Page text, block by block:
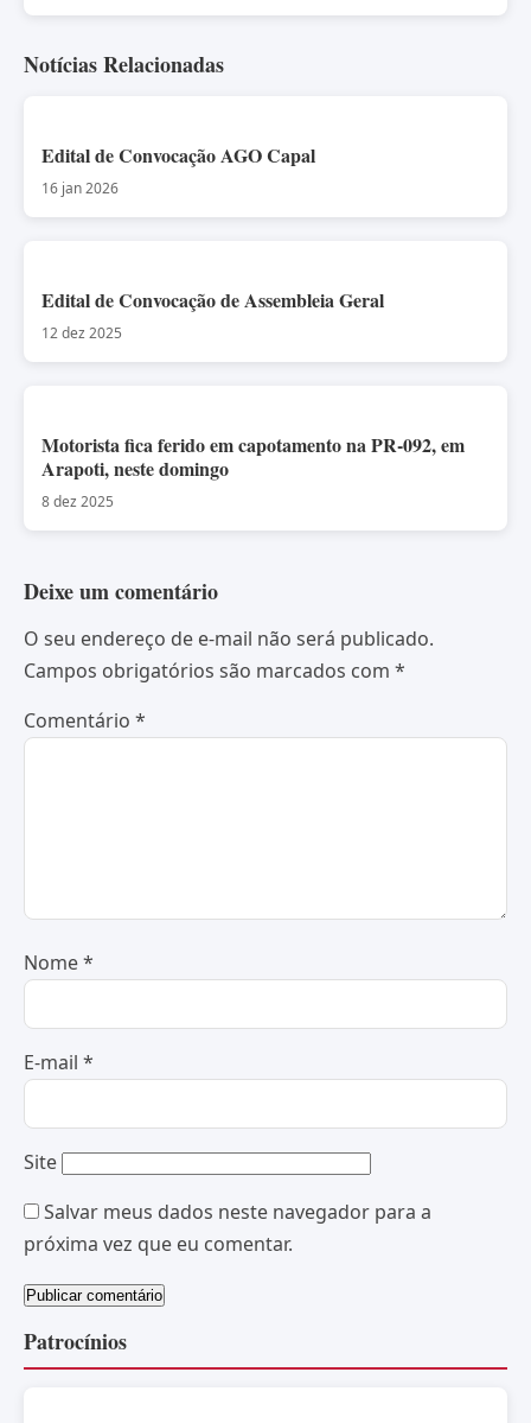
Notícias Relacionadas
Edital de Convocação AGO Capal
16 jan 2026
Edital de Convocação de Assembleia Geral
12 dez 2025
Motorista fica ferido em capotamento na PR-092, em
Arapoti, neste domingo
8 dez 2025
Deixe um comentário
O seu endereço de e-mail não será publicado.
Campos obrigatórios são marcados com *
Comentário *
Nome*
E-mail *
Site
Salvar meus dados neste navegador para a
próxima vez que eu comentar.
Patrocínios